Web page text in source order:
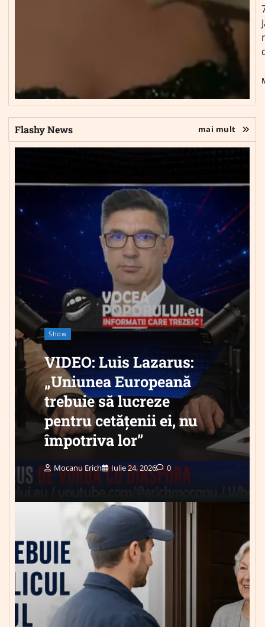
Flashy News mai mult
Show
VIDEO: Luis Lazarus:
„Uniunea Europeană
trebuie să lucreze
pentru cetățenii ei, nu
împotriva lor”
Mocanu Erich Iulie 24, 2026 0